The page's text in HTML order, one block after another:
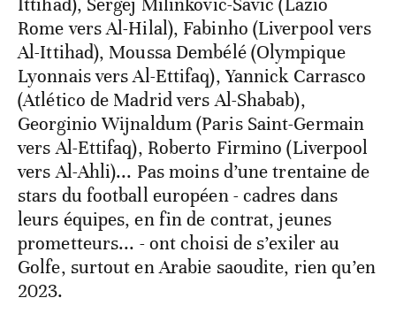
Ittihad), Sergej Milinkovic-Savic (Lazio
Rome vers Al-Hilal), Fabinho (Liverpool vers
Al-Ittihad), Moussa Dembélé (Olympique
Lyonnais vers Al-Ettifaq), Yannick Carrasco
(Atlético de Madrid vers Al-Shabab),
Georginio Wijnaldum (Paris Saint-Germain
vers Al-Ettifaq), Roberto Firmino (Liverpool
vers Al-Ahli)... Pas moins d’une trentaine de
stars du football européen - cadres dans
leurs équipes, en fin de contrat, jeunes
prometteurs... - ont choisi de s’exiler au
Golfe, surtout en Arabie saoudite, rien qu’en
2023.